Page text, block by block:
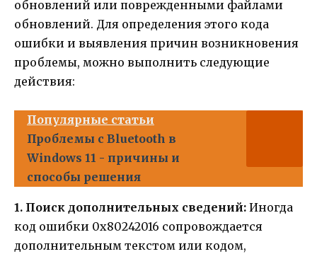
обновлений или поврежденными файлами
обновлений. Для определения этого кода
ошибки и выявления причин возникновения
проблемы, можно выполнить следующие
действия:
Популярные статьи
Проблемы с Bluetooth в
Windows 11 - причины и
способы решения
1. Поиск дополнительных сведений: Иногда
код ошибки 0x80242016 сопровождается
дополнительным текстом или кодом,